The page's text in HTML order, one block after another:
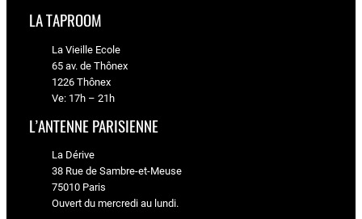
LA TAPROOM
La Vieille Ecole
65 av. de Thônex
1226 Thônex
Ve: 17h – 21h
L’ANTENNE PARISIENNE
La Dérive
38 Rue de Sambre-et-Meuse
75010 Paris
Ouvert du mercredi au lundi.